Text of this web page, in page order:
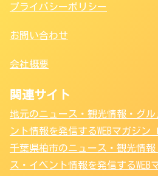
プライバシーポリシー
お問い合わせ
会社概要
関連サイト
地元のニュース・観光情報・グ
ント情報を発信するWEBマガジン
千葉県柏市のニュース・観光情
ス・イベント情報を発信する